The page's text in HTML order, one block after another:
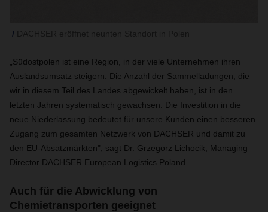
„Südostpolen ist eine Region, in der viele Unternehmen ihren
Auslandsumsatz steigern. Die Anzahl der Sammelladungen, die
wir in diesem Teil des Landes abgewickelt haben, ist in den
letzten Jahren systematisch gewachsen. Die Investition in die
neue Niederlassung bedeutet für unsere Kunden einen besseren
Zugang zum gesamten Netzwerk von DACHSER und damit zu
den EU-Absatzmärkten", sagt Dr. Grzegorz Lichocik, Managing
Director DACHSER European Logistics Poland.
Auch für die Abwicklung von
Chemietransporten geeignet